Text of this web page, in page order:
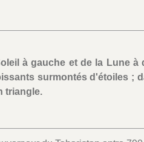
à gauche et de la Lune à
surmontés d'étoiles ;
triangle.